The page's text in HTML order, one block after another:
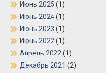
Июнь 2025 (1)
Июнь 2024(1)
Июнь 2023 (1)
Июнь 2022 (1)
Апрель 2022 (1)
Декабрь 2021 (2)